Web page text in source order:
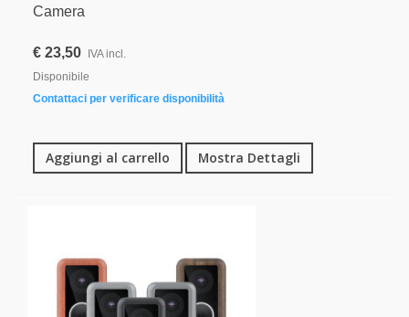
Camera
€ 23,50
IVA incl.
Disponibile
Contattaci per verificare disponibilità
Aggiungi al carrello Mostra Dettagli